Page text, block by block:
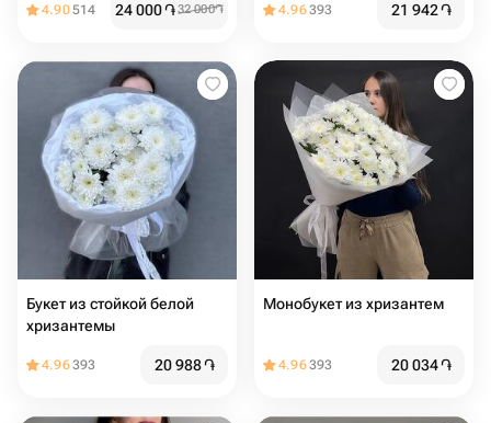
4.90514 24 000֏32 000֏ 4.96393 21 942֏
Букет из стойкой белой
хризантемы
4.96393 20 988֏
Монобукет из хризантем
4.96393 20 034֏